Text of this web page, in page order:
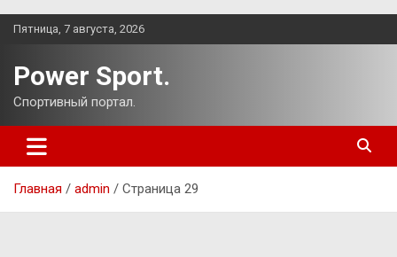
Перейти
Пятница, 7 августа, 2026
Power Sport.
Спортивный портал.
Главная admin Страница 29